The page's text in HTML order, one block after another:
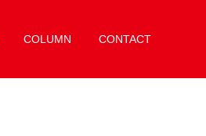
COLUMN CONTACT